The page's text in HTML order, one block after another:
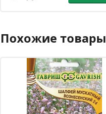
Похожие товары